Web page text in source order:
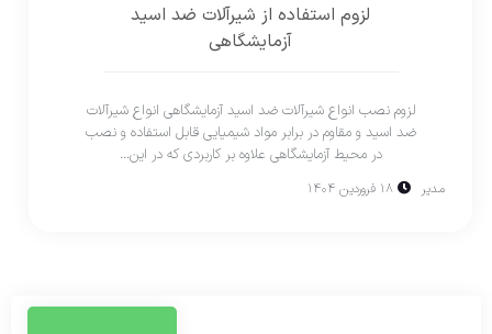
لزوم استفاده از شیرآلات ضد اسید
آزمایشگاهی
لزوم نصب انواع شیرآلات ضد اسید آزمایشگاهی انواع شیرآلات
ضد اسید و مقاوم در برابر مواد شیمیایی قابل استفاده و نصب
در محیط آزمایشگاهی علاوه بر کاربردی که در این...
مدیر ۱۸ فروردین ۱۴۰۴